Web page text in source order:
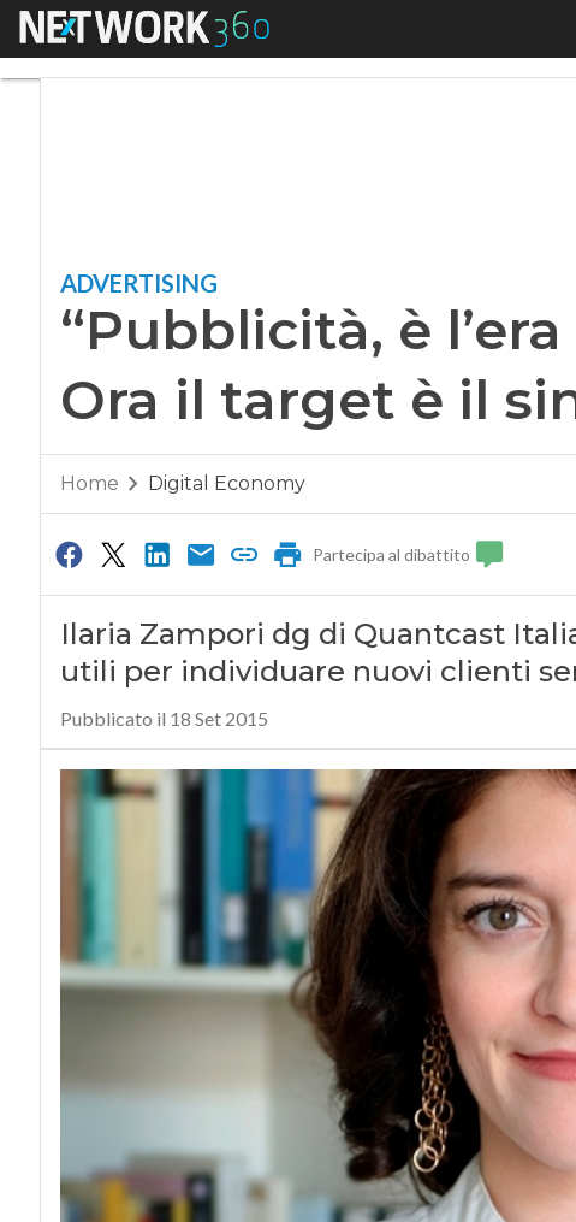
Menu
ADVERTISING
“Pubblicità, è
Ora il target è il
Home Digital Economy
Partecipa al dibattito
Ilaria Zampori dg di Quantcast
utili per individuare nuovi clienti
Pubblicato il 18 Set 2015